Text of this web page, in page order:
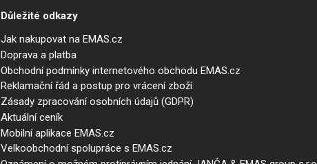
Důležité odkazy
Jak nakupovat na EMAS.cz
Doprava a platba
Obchodní podmínky internetového obchodu EMAS.cz
Reklamační řád a postup pro vrácení zboží
Zásady zpracování osobních údajů (GDPR)
Aktuální ceník
Mobilní aplikace EMAS.cz
Velkoobchodní spolupráce s EMAS.cz